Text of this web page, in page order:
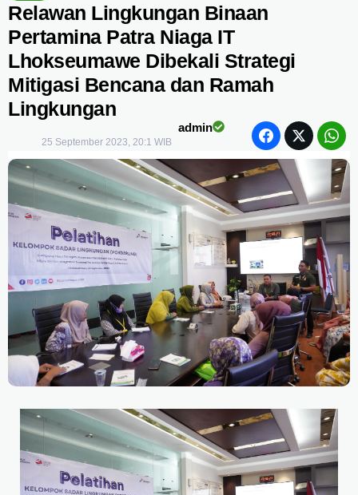
Relawan Lingkungan Binaan
Pertamina Patra Niaga IT
Lhokseumawe Dibekali Strategi
Mitigasi Bencana dan Ramah
Lingkungan
admin
25 September 2023, 20:1 WIB